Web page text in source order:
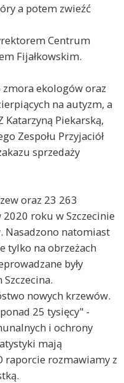
a potem zwieźć
Centrum
Fijałkowskim.
ekologów oraz
na autyzm, a
Katarzyną Piekarską,
Zespołu Przyjaciół
sprzedaży
oraz 23 263
roku w Szczecinie
Nasadzono natomiast
tylko na obrzeżach
były
nowych krzewów.
25 tysięcy" -
i ochrony
mają
raporcie rozmawiamy z